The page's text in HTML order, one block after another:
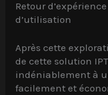
Retour
d’utilisation
Après cette
de cette solution
indéniablement à
facilement et